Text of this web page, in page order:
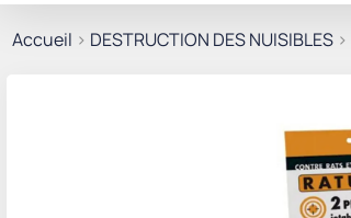
Accueil > DESTRUCTION DES NUISIBLES >